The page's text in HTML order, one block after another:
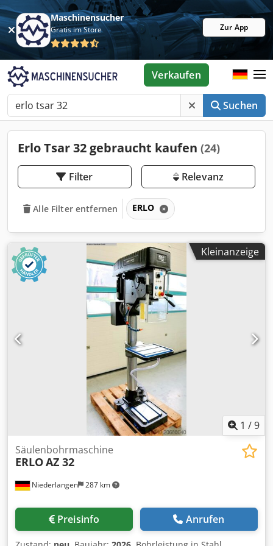
Maschinensucher
Gratis im Store Zur App
Suchen
Verkaufen
Erlo Tsar 32 gebraucht kaufen (24)
Filter Relevanz
Alle Filter entfernen ERLO
Kleinanzeige
1 /9
Niederlangen 287 km
Säulenbohrmaschine
ERLOAZ 32
Preisinfo Anrufen